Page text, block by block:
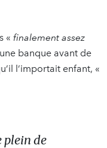
« finalement assez
banque avant de
l’importait enfant, «
plein de